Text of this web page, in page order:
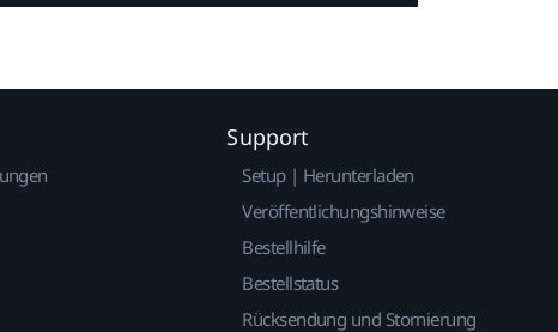
Support
Setup | Herunterladen
Veröffentlichungshinweise
Bestellhilfe
Bestellstatus
Rücksendung und Stornierung